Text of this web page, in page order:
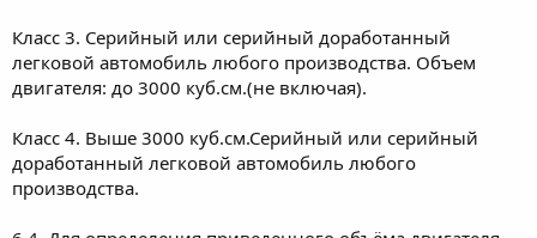
Класс 3. Серийный или серийный доработанный
легковой автомобиль любого производства. Объем
двигателя: до 3000 куб.см.(не включая).
Класс 4. Выше 3000 куб.см.Серийный или серийный
доработанный легковой автомобиль любого
производства.